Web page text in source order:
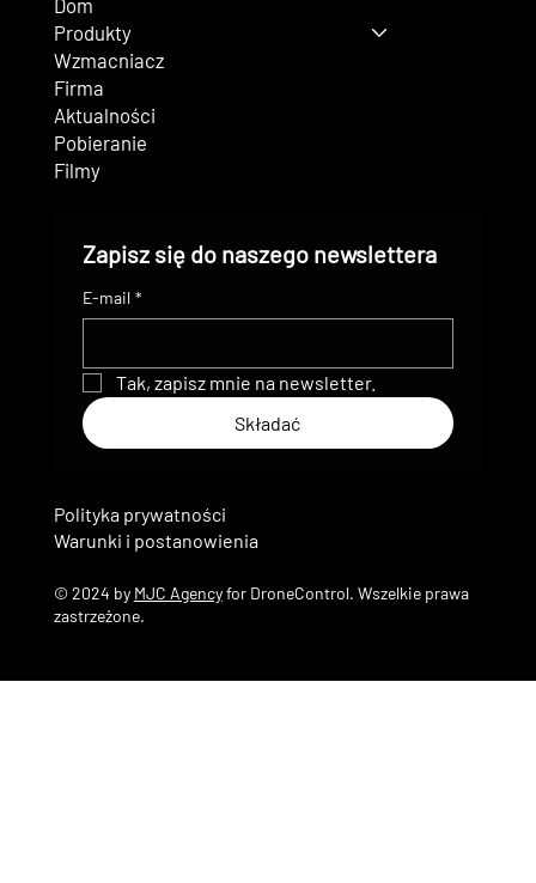
Produkty
Wzmacniacz
Firma
Aktualności
Pobieranie
Filmy
Zapisz się do naszego newslettera
E-mail *
Tak, zapisz mnie na newsletter.
Składać
© 2024 by MJC Agencyfor DroneControl. Wszelkie prawa
zastrzeżone.
Warunki i postanowienia
Polityka prywatności